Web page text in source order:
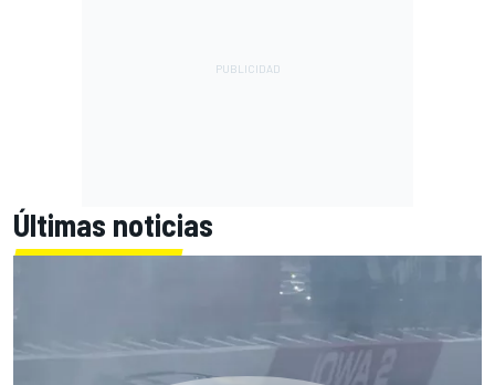
Últimas noticias